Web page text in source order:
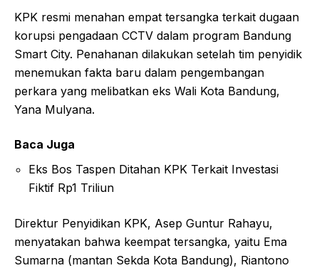
KPK resmi menahan empat tersangka terkait dugaan
korupsi pengadaan CCTV dalam program Bandung
Smart City. Penahanan dilakukan setelah tim penyidik
menemukan fakta baru dalam pengembangan
perkara yang melibatkan eks Wali Kota Bandung,
Yana Mulyana.
Baca Juga
Eks Bos Taspen Ditahan KPK Terkait Investasi
Fiktif Rp1 Triliun
Direktur Penyidikan KPK, Asep Guntur Rahayu,
menyatakan bahwa keempat tersangka, yaitu Ema
Sumarna (mantan Sekda Kota Bandung), Riantono